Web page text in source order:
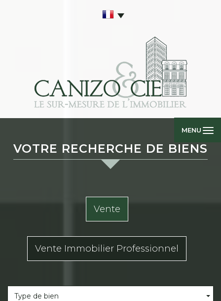
MENU
VOTRE RECHERCHE DE BIENS
Vente
Vente Immobilier Professionnel
Type de bien